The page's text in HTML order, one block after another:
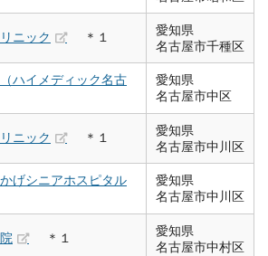
ニック ＊１
愛知県
名古屋市千種区
ハイメディック名古
愛知県
名古屋市中区
ニック ＊１
愛知県
名古屋市中川区
げシニアホスピタル
愛知県
名古屋市中川区
＊１
愛知県
名古屋市中村区